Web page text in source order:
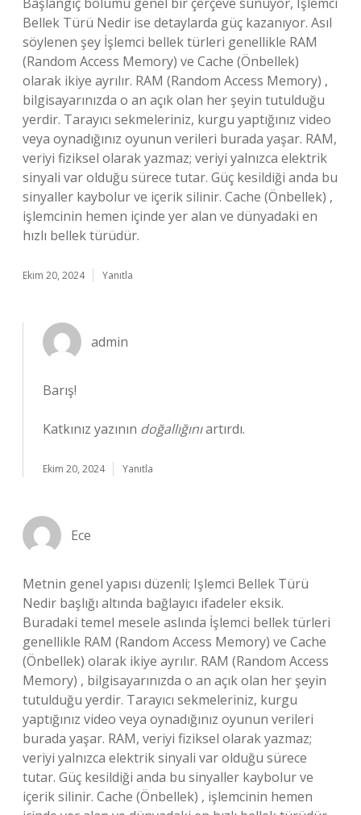
Bellek Türü Nedir ise detaylarda güç kazanıyor. Asıl
söylenen şey İşlemci bellek türleri genellikle RAM
(Random Access Memory) ve Cache (Önbellek)
olarak ikiye ayrılır. RAM (Random Access Memory) ,
bilgisayarınızda o an açık olan her şeyin tutulduğu
yerdir. Tarayıcı sekmeleriniz, kurgu yaptığınız video
veya oynadığınız oyunun verileri burada yaşar. RAM,
veriyi fiziksel olarak yazmaz; veriyi yalnızca elektrik
sinyali var olduğu sürece tutar. Güç kesildiği anda bu
sinyaller kaybolur ve içerik silinir. Cache (Önbellek) ,
işlemcinin hemen içinde yer alan ve dünyadaki en
hızlı bellek türüdür.
Ekim 20, 2024 Yanıtla
admin
Barış!
Katkınız yazının doğallığınıartırdı.
Ekim 20, 2024 Yanıtla
Ece
Metnin genel yapısı düzenli; Işlemci Bellek Türü
Nedir başlığı altında bağlayıcı ifadeler eksik.
Buradaki temel mesele aslında İşlemci bellek türleri
genellikle RAM (Random Access Memory) ve Cache
(Önbellek) olarak ikiye ayrılır. RAM (Random Access
Memory) , bilgisayarınızda o an açık olan her şeyin
tutulduğu yerdir. Tarayıcı sekmeleriniz, kurgu
yaptığınız video veya oynadığınız oyunun verileri
burada yaşar. RAM, veriyi fiziksel olarak yazmaz;
veriyi yalnızca elektrik sinyali var olduğu sürece
tutar. Güç kesildiği anda bu sinyaller kaybolur ve
içerik silinir. Cache (Önbellek) , işlemcinin hemen